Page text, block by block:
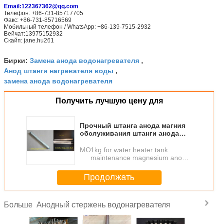
Email:122367362@qq.com
Телефон: +86-731-85717705
Факс: +86-731-85716569
Мобильный телефон / WhatsApp: +86-139-7515-2932
Вейчат:13975152932
Скайп: jane.hu261
Бирки: Замена анода водонагревателя ,
Анод штанги нагревателя воды ,
замена анода водонагревателя
Получить лучшую цену для
Прочный штанга анода магния
обслуживания штанги анода
MOQ：1kg for water heater tank
maintenance magnesium anode
Продолжать
Больше Анодный стержень водонагревателя